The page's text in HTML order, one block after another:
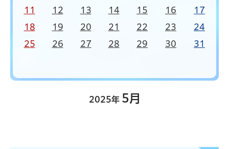
11 12 13 14 15 16 17
18 19 20 21 22 23 24
25 26 27 28 29 30 31
2025年 5月